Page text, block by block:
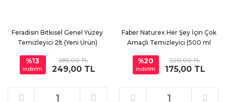
Feradisin Bitkisel Genel Yüzey
Temizleyici 2lt (Yeni Ürün)
%13
indirim
285,00 TL
249,00 TL
Faber Naturex Her Şey İçin Çok
Amaçlı Temizleyici (500 ml
%20
indirim
220,00 TL
175,00 TL